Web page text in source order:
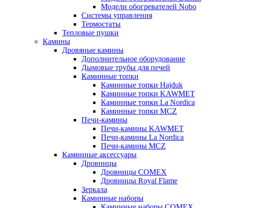
Модели обогревателей Nobo
Системы управления
Термостаты
Тепловые пушки
Камины
Дровяные камины
Дополнительное оборудование
Дымовые трубы для печей
Каминные топки
Каминные топки Hajduk
Каминные топки KAWMET
Каминные топки La Nordica
Каминные топки MCZ
Печи-камины
Печи-камины KAWMET
Печи-камины La Nordica
Печи-камины MCZ
Каминные аксессуары
Дровницы
Дровницы COMEX
Дровницы Royal Flame
Зеркала
Каминные наборы